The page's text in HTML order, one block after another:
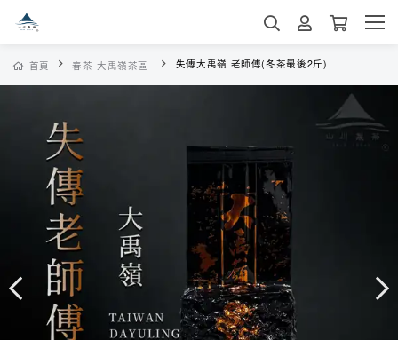
首頁 春茶-大禹嶺茶區 失傳大禹嶺 老師傅(冬茶最後2斤)